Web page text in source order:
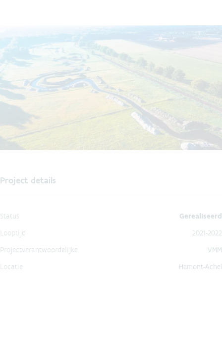
Project details
Status
Gerealiseerd
Looptijd
2021-2022
Projectverantwoordelijke
VMM
Locatie
Hamont-Achel